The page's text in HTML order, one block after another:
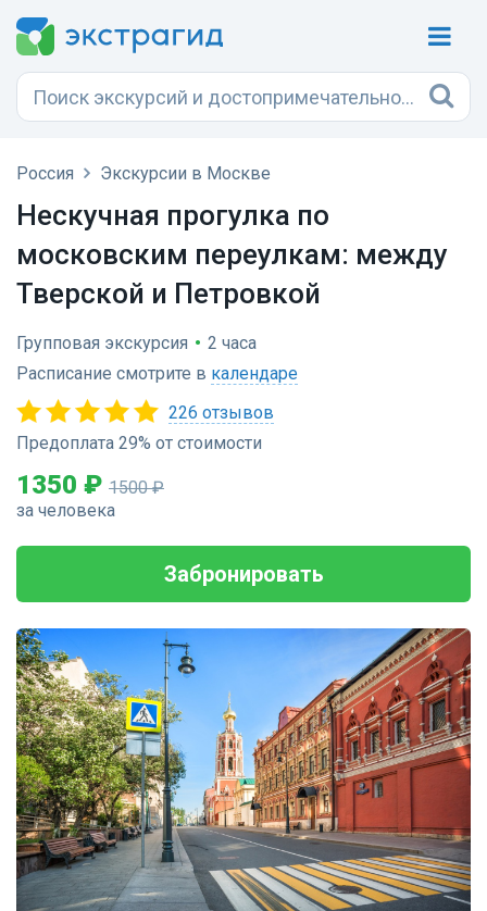
Россия Экскурсии в Москве
Нескучная прогулка по
московским переулкам: между
Тверской и Петровкой
Групповая экскурсия • 2 часа
Расписание смотрите в календаре
226 отзывов
Предоплата 29% от стоимости
1350 ₽ 1500 ₽
за человека
Забронировать